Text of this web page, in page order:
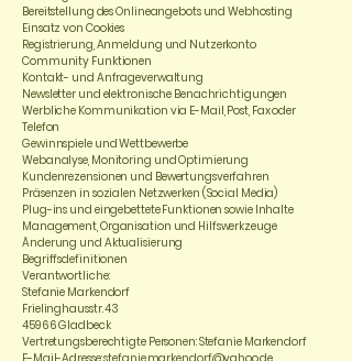
Bereitstellung des Onlineangebots und Webhosting
Einsatz von Cookies
Registrierung, Anmeldung und Nutzerkonto
Community Funktionen
Kontakt- und Anfrageverwaltung
Newsletter und elektronische Benachrichtigungen
Werbliche Kommunikation via E-Mail, Post, Fax oder
Telefon
Gewinnspiele und Wettbewerbe
Webanalyse, Monitoring und Optimierung
Kundenrezensionen und Bewertungsverfahren
Präsenzen in sozialen Netzwerken (Social Media)
Plug-ins und eingebettete Funktionen sowie Inhalte
Management, Organisation und Hilfswerkzeuge
Änderung und Aktualisierung
Begriffsdefinitionen
Verantwortliche:
Stefanie Markendorf
Frielinghausstr. 43
45966 Gladbeck
Vertretungsberechtigte Personen: Stefanie Markendorf